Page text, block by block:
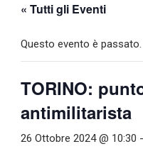
« Tutti gli Eventi
Questo evento è passato.
TORINO:
antimilitarista
26 Ottobre 2024 @ 10:30 -